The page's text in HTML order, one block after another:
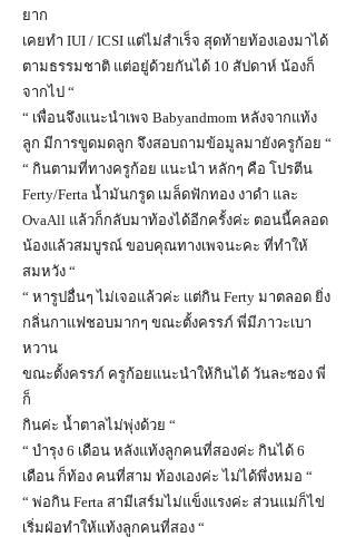
ยาก
เคยทำ IUI / ICSI แต่ไม่สำเร็จ สุดท้ายท้องเองมาได้
ตามธรรมชาติ แต่อยู่ด้วยกันได้ 10 สัปดาห์ น้องก็
จากไป “
“ เพื่อนจึงแนะนำเพจ Babyandmom หลังจากแท้ง
ลูก มีการขูดมดลูก จึงสอบถามข้อมูลมายังครูก้อย “
“ กินตามที่ทางครูก้อย แนะนำ หลักๆ คือ โปรตีน
Ferty/Ferta น้ำมันกรูด เมล็ดฟักทอง งาดำ และ
OvaAll แล้วก็กลับมาท้องได้อีกครั้งค่ะ ตอนนี้คลอด
น้องแล้วสมบูรณ์ ขอบคุณทางเพจนะคะ ที่ทำให้
สมหวัง “
“ หารูปอื่นๆ ไม่เจอแล้วค่ะ แต่กิน Ferty มาตลอด ยิ่ง
กลิ่นกาแฟชอบมากๆ ขณะตั้งครรภ์ พี่มีภาวะเบา
หวาน
ขณะตั้งครรภ์ ครูก้อยแนะนำให้กินได้ วันละซอง พี่
ก็
กินค่ะ น้ำตาลไม่พุ่งด้วย “
“ บำรุง 6 เดือน หลังแท้งลูกคนที่สองค่ะ กินได้ 6
เดือน ก็ท้อง คนที่สาม ท้องเองค่ะ ไม่ได้พึ่งหมอ “
“ พ่อกิน Ferta สามีเสร์มไม่แข็งแรงค่ะ ส่วนแม่ก็ไข่
เริ่มฝ่อทำให้แท้งลูกคนที่สอง “